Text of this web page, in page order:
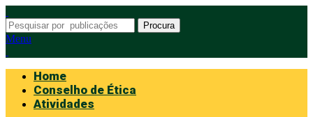
Procura
Menu
Home
Conselho de Ética
Atividades